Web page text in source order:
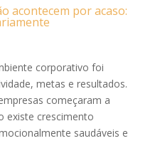
acontecem por acaso:
corporativo foi
metas e resultados.
começaram a
existe crescimento
saudáveis e